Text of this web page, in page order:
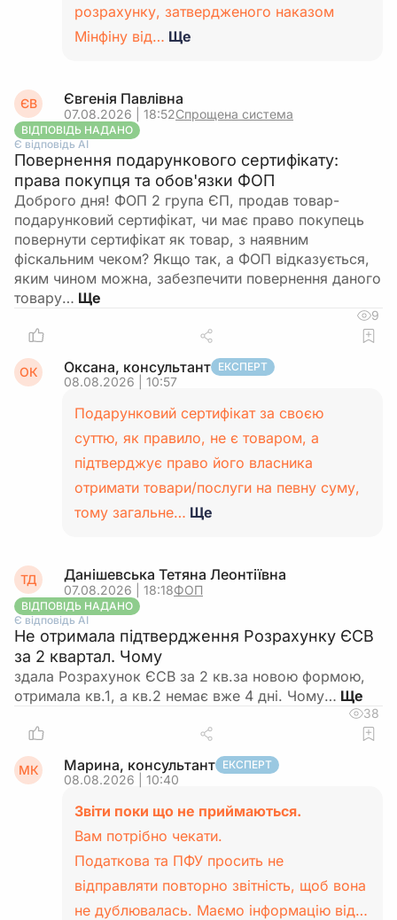
розрахунку, затвердженого наказом
Мінфіну від… Ще
ЄВ Євгенія Павлівна
07.08.2026 | 18:52Спрощена система
ВІДПОВІДЬ НАДАНО
Є відповідь АІ
Повернення подарункового сертифікату:
права покупця та обов'язки ФОП
Доброго дня! ФОП 2 група ЄП, продав товар-
подарунковий сертифікат, чи має право покупець
повернути сертифікат як товар, з наявним
фіскальним чеком? Якщо так, а ФОП відказується,
яким чином можна, забезпечити повернення даного
товару…
9
ОК Оксана, консультант ЕКСПЕРТ
08.08.2026 | 10:57
Подарунковий сертифікат за своєю
суттю, як правило, не є товаром, а
підтверджує право його власника
отримати товари/послуги на певну суму,
тому загальне… Ще
ТД Данішевська Тетяна Леонтіївна
07.08.2026 | 18:18ФОП
ВІДПОВІДЬ НАДАНО
Є відповідь АІ
Не отримала підтвердження Розрахунку ЄСВ
за 2 квартал. Чому
здала Розрахунок ЄСВ за 2 кв.за новою формою,
отримала кв.1, а кв.2 немає вже 4 дні. Чому…
38
МК Марина, консультант ЕКСПЕРТ
08.08.2026 | 10:40
Звіти поки що не приймаються.
Вам потрібно чекати.
Податкова та ПФУ просить не
відправляти повторно звітність, щоб вона
не дублювалась. Маємо інформацію від…